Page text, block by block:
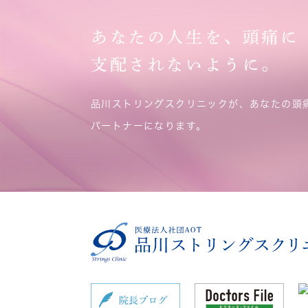
あなたの人生を、頭痛に
支配されないように。
品川ストリングスクリニックが、あなたの頭
パートナーになります。